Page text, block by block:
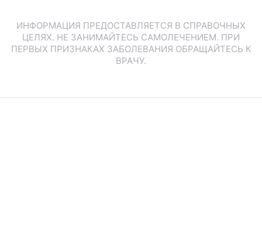
ИНФОРМАЦИЯ ПРЕДОСТАВЛЯЕТСЯ В СПРАВОЧНЫХ
ЦЕЛЯХ. НЕ ЗАНИМАЙТЕСЬ САМОЛЕЧЕНИЕМ. ПРИ
ПЕРВЫХ ПРИЗНАКАХ ЗАБОЛЕВАНИЯ ОБРАЩАЙТЕСЬ К
ВРАЧУ.